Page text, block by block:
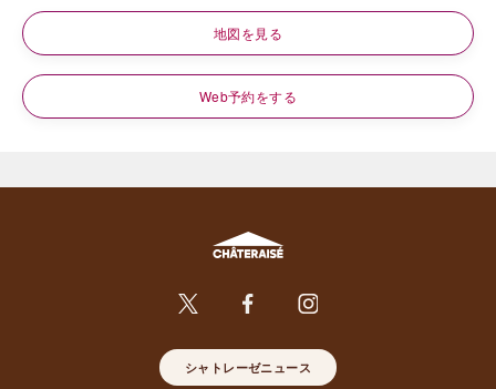
地図を見る
Web予約をする
シャトレーゼニュース